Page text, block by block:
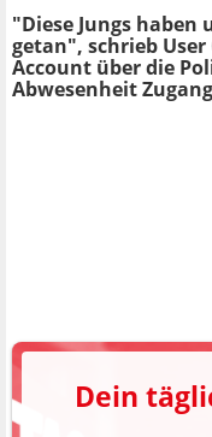
"Diese Jungs haben
getan", schrieb
Account über die
Abwesenheit
Dein